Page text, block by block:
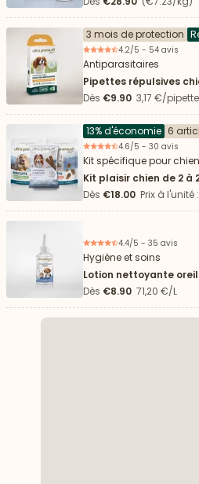
3 mois de protection
4.2/5 - 54 avis
Antiparasitaires
Pipettes répulsives
Dès €9.90 3,17 €/pipette
13% d'économie 6
4.6/5 - 30 avis
Kit spécifique pour chien
Kit plaisir chien de 2 à
Dès €18.00 Prix à
4.4/5 - 35 avis
Hygiène et soins
Lotion nettoyante
Dès €8.90 71,20 €/L